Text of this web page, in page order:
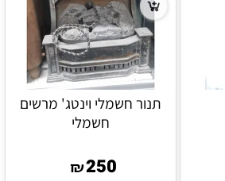
תנור חשמלי וינטג' מרשים
חשמלי
₪250